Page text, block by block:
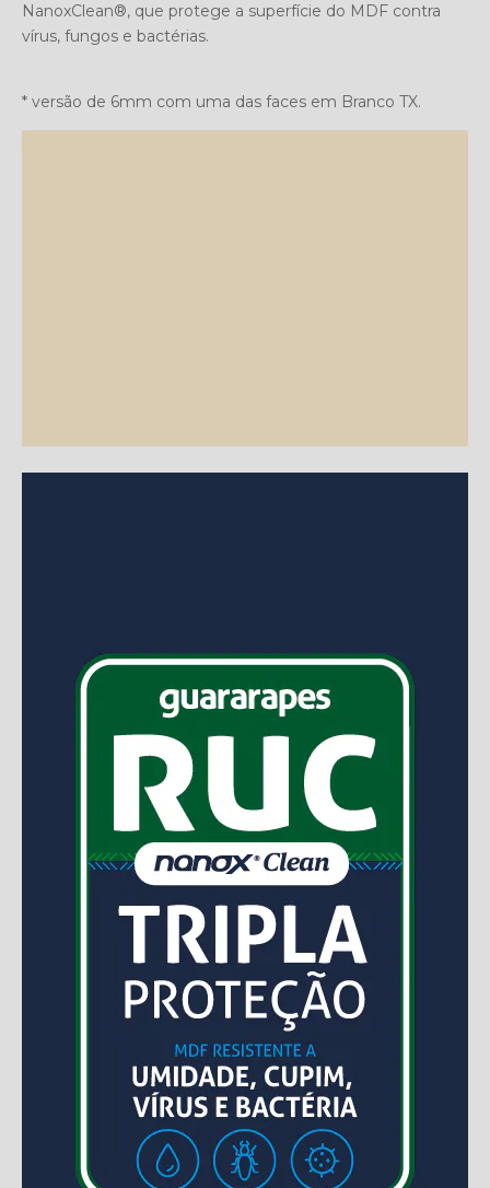
NanoxClean®, que protege a superfície do MDF contra
vírus, fungos e bactérias.
* versão de 6mm com uma das faces em Branco TX.